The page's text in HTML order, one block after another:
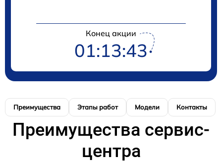
Конец акции
01:13:43
Преимущества Этапы работ Модели Контакты
Преимущества сервис-
центра